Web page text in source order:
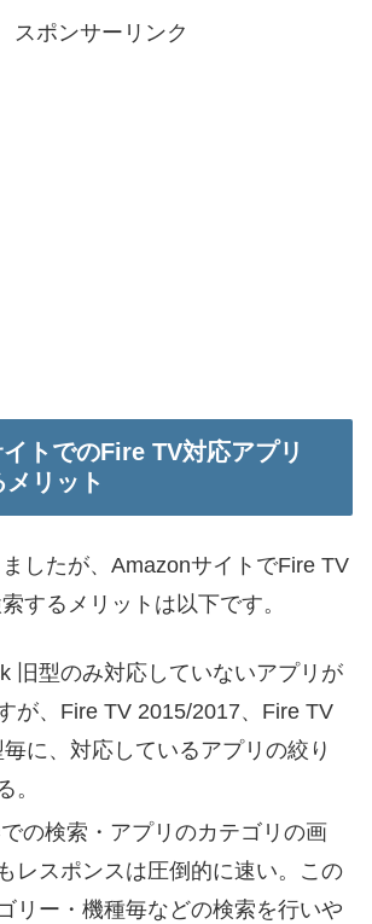
スポンサーリンク
トでのFire TV対応アプリ
リット
したが、AmazonサイトでFire TV
するメリットは以下です。
旧型のみ対応していないアプリが
が、Fire TV 2015/2017、Fire TV
に、対応しているアプリの絞り
。
の検索・アプリのカテゴリの画
レスポンスは圧倒的に速い。この
リー・機種毎などの検索を行いや